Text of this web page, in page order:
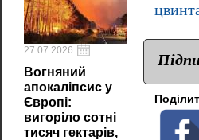
27.07.2026
Вогняний
апокаліпсис у
Європі:
вигоріло сотні
тисяч гектарів,